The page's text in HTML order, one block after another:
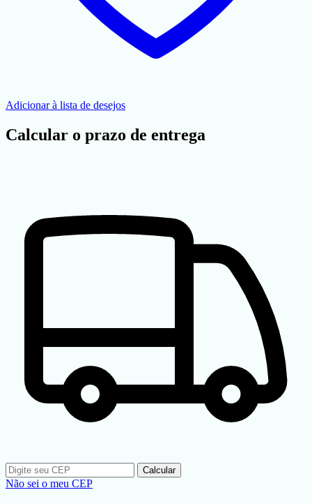
Adicionar à lista de desejos
Calcular o prazo de entrega
Calcular
Não sei o meu CEP